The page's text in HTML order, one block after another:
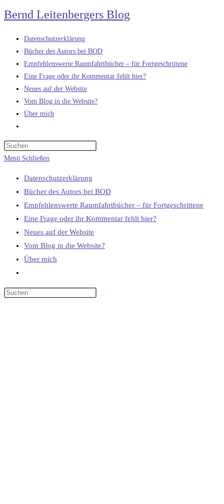
Zum
Inhalt
springen
Bernd Leitenbergers Blog
Datenschutzerklärung
Bücher des Autors bei BOD
Empfehlenswerte Raumfahrtbücher – für Fortgeschrittene
Eine Frage oder ihr Kommentar fehlt hier?
Neues auf der Website
Vom Blog in die Website?
Über mich
umschalten
Menü Schließen
Datenschutzerklärung
Bücher des Autors bei BOD
Empfehlenswerte Raumfahrtbücher – für Fortgeschrittene
Eine Frage oder ihr Kommentar fehlt hier?
Neues auf der Website
Vom Blog in die Website?
Über mich
umschalten